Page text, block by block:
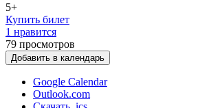
5+
Купить билет
1 нравится
79 просмотров
Добавить в календарь
Google Calendar
Outlook.com